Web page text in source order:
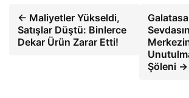
← Maliyetler Yükseldi,
Satışlar Düştü: Binlerce
Dekar Ürün Zarar Etti!
Şöleni →